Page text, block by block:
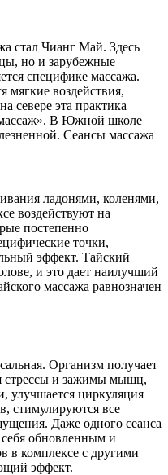
стал Чианг Май. Здесь
но и зарубежные
специфике массажа.
мягкие воздействия,
севере эта практика
массаж». В Южной школе
Сеансы массажа
ладонями, коленями,
воздействуют на
постепенно
точки,
эффект. Тайский
и это дает наилучший
массажа равнозначен
Организм получает
стрессы и зажимы мышц,
улучшается циркуляция
стимулируются все
Даже одного сеанса
себя обновленным и
в комплексе с другими
эффект.